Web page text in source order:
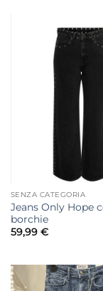
SENZA CATEGORIA
Jeans Only Hope
borchie
59,99 €